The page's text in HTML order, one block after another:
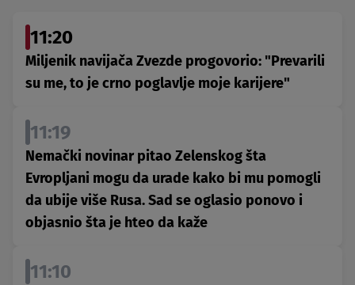
11:20
Miljenik navijača Zvezde progovorio: "Prevarili
su me, to je crno poglavlje moje karijere"
11:19
Nemački novinar pitao Zelenskog šta
Evropljani mogu da urade kako bi mu pomogli
da ubije više Rusa. Sad se oglasio ponovo i
objasnio šta je hteo da kaže
11:10